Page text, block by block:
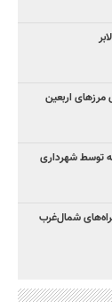
اربعین
توسط شهرداری
شمال‌غرب